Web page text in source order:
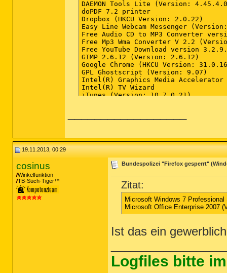
19.11.2013, 00:29
cosinus
Winkelfunktion
TB-Süch-Tiger™
Bundespolizei "Firefox gesperrt"
Zitat:
Microsoft Windows 7
Microsoft Office Enterprise 2007
Ist das ein
Logfiles bitte